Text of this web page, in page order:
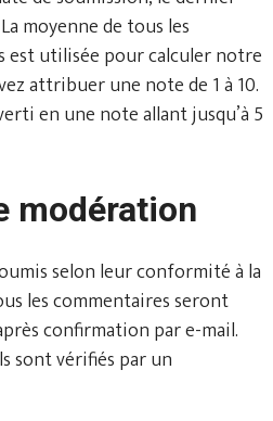
moyenne de tous les
est utilisée pour calculer notre
attribuer une note de 1 à 10.
en une note allant jusqu’à 5
modération
selon leur conformité à la
les commentaires seront
confirmation par e-mail.
sont vérifiés par un